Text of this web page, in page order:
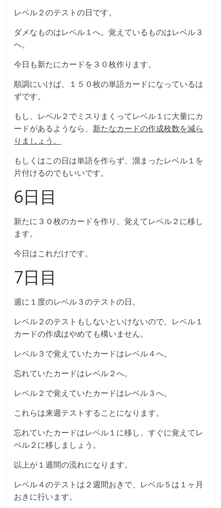
レベル２のテストの日です。
ダメなものはレベル１へ。覚えているものはレベル３
へ。
今日も新たにカードを３０枚作ります。
順調にいけば、１５０枚の単語カードになっているは
ずです。
もし、レベル２でミスりまくってレベル１に大量にカ
ードがあるようなら、 新たなカードの作成枚数を減ら
りましょう。
もしくはこの日は単語を作らず、溜まったレベル１を
片付けるのでもいいです。
6日目
新たに３０枚のカードを作り、覚えてレベル２に移し
ます。
今日はこれだけです。
7日目
週に１度のレベル３のテストの日。
レベル２のテストもしないといけないので、レベル１
カードの作成はやめても構いません。
レベル３で覚えていたカードはレベル４へ。
忘れていたカードはレベル２へ。
レベル２で覚えていたカードはレベル３へ。
これらは来週テストすることになります。
忘れていたカードはレベル１に移し、すぐに覚えてレ
ベル２に移しましょう。
以上が１週間の流れになります。
レベル４のテストは２週間おきで、レベル５は１ヶ月
おきに行います。